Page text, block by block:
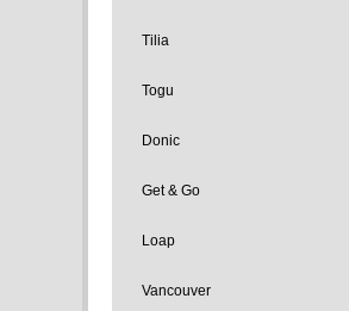
Tilia
Togu
Donic
Get & Go
Loap
Vancouver